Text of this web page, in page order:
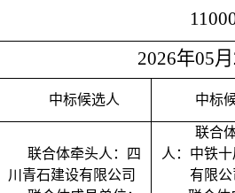
2026年05
中标候选人 中标
联合体牵头人：
四
川青石建设有限公司
联合
人： 中铁
有限公